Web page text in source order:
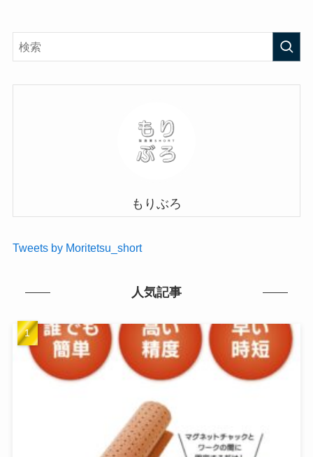
もりぶろ
Tweets by Moritetsu_short
人気記事